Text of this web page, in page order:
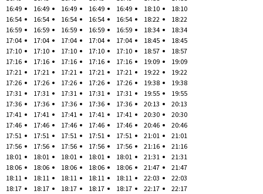
16:49
16:54
16:59
17:04
17:10
17:16
17:21
17:26
17:31
17:36
17:41
17:46
17:51
17:56
18:01
18:06
18:11
18:17
16:49
16:54
16:59
17:04
17:10
17:16
17:21
17:26
17:31
17:36
17:41
17:46
17:51
17:56
18:01
18:06
18:11
18:17
16:49
16:54
16:59
17:04
17:10
17:16
17:21
17:26
17:31
17:36
17:41
17:46
17:51
17:56
18:01
18:06
18:11
18:17
16:49
16:54
16:59
17:04
17:10
17:16
17:21
17:26
17:31
17:36
17:41
17:46
17:51
17:56
18:01
18:06
18:11
18:17
16:49
16:54
16:59
17:04
17:10
17:16
17:21
17:26
17:31
17:36
17:41
17:46
17:51
17:56
18:01
18:06
18:11
18:17
18:10
18:22
18:34
18:45
18:57
19:09
19:22
19:38
19:55
20:13
20:30
20:46
21:01
21:16
21:31
21:47
22:03
22:17
18:10
18:22
18:34
18:45
18:57
19:09
19:22
19:38
19:55
20:13
20:30
20:46
21:01
21:16
21:31
21:47
22:03
22:17